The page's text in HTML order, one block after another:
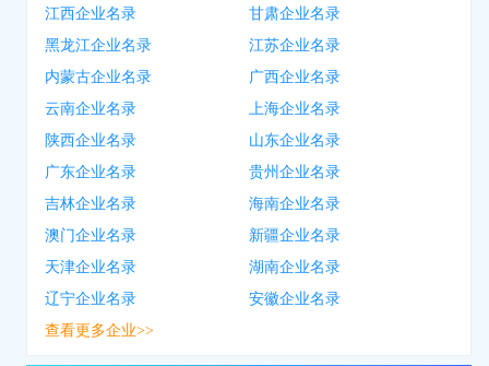
江西企业名录
甘肃企业名录
黑龙江企业名录
江苏企业名录
内蒙古企业名录
广西企业名录
云南企业名录
上海企业名录
陕西企业名录
山东企业名录
广东企业名录
贵州企业名录
吉林企业名录
海南企业名录
澳门企业名录
新疆企业名录
天津企业名录
湖南企业名录
辽宁企业名录
安徽企业名录
查看更多企业>>